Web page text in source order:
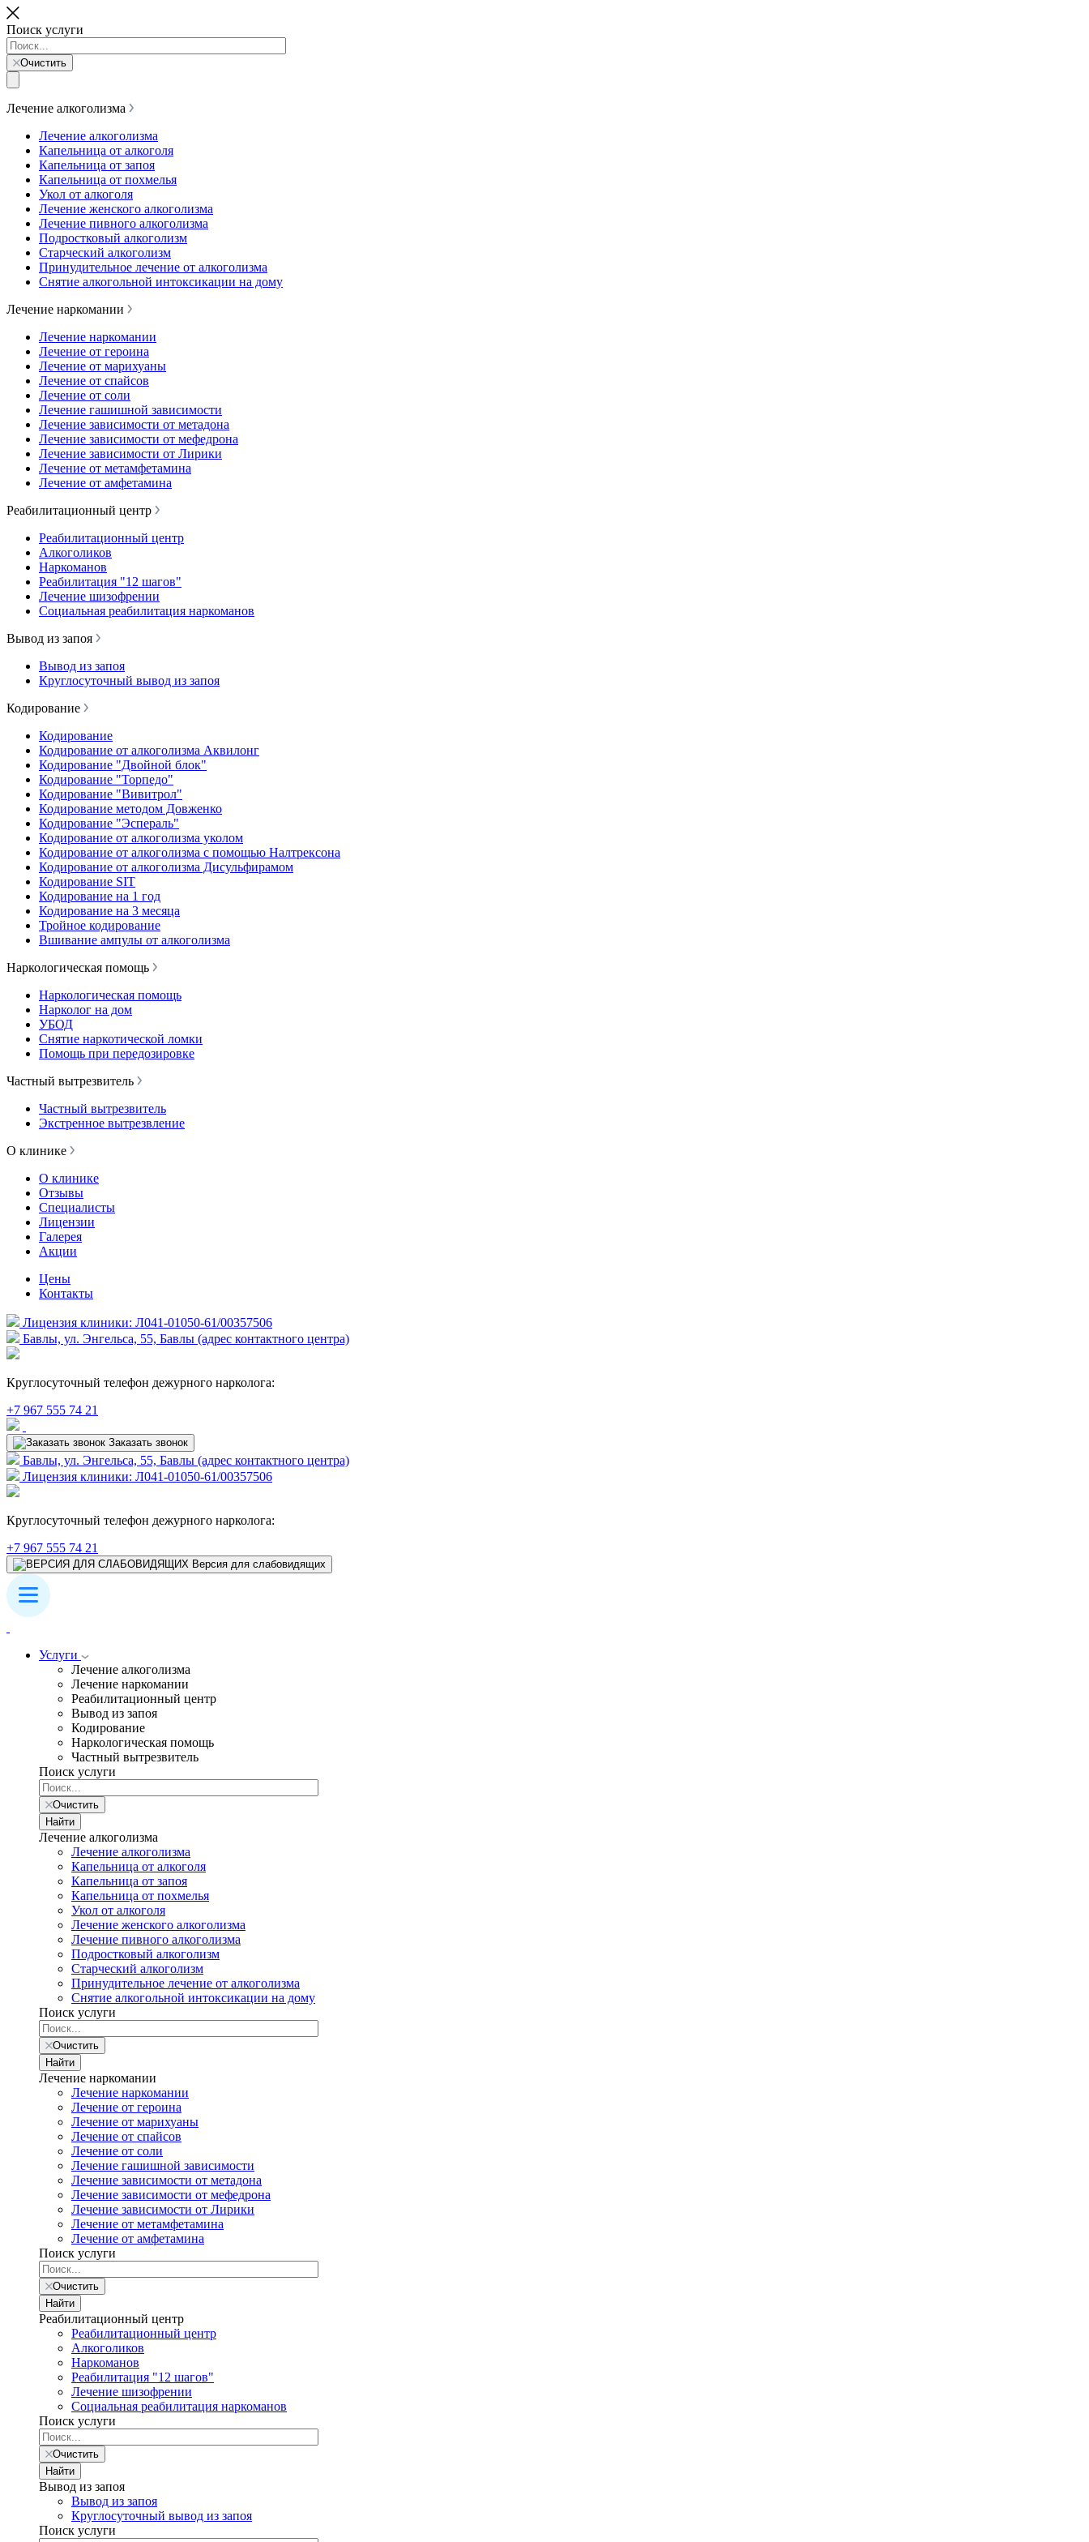
Поиск услуги
Очистить
Лечение алкоголизма
Лечение алкоголизма
Капельница от алкоголя
Капельница от запоя
Капельница от похмелья
Укол от алкоголя
Лечение женского алкоголизма
Лечение пивного алкоголизма
Подростковый алкоголизм
Старческий алкоголизм
Принудительное лечение от алкоголизма
Снятие алкогольной интоксикации на дому
Лечение наркомании
Лечение наркомании
Лечение от героина
Лечение от марихуаны
Лечение от спайсов
Лечение от соли
Лечение гашишной зависимости
Лечение зависимости от метадона
Лечение зависимости от мефедрона
Лечение зависимости от Лирики
Лечение от метамфетамина
Лечение от амфетамина
Реабилитационный центр
Реабилитационный центр
Алкоголиков
Наркоманов
Реабилитация "12 шагов"
Лечение шизофрении
Социальная реабилитация наркоманов
Вывод из запоя
Вывод из запоя
Круглосуточный вывод из запоя
Кодирование
Кодирование
Кодирование от алкоголизма Аквилонг
Кодирование "Двойной блок"
Кодирование "Торпедо"
Кодирование "Вивитрол"
Кодирование методом Довженко
Кодирование "Эспераль"
Кодирование от алкоголизма уколом
Кодирование от алкоголизма с помощью Налтрексона
Кодирование от алкоголизма Дисульфирамом
Кодирование SIT
Кодирование на 1 год
Кодирование на 3 месяца
Тройное кодирование
Вшивание ампулы от алкоголизма
Наркологическая помощь
Наркологическая помощь
Нарколог на дом
УБОД
Снятие наркотической ломки
Помощь при передозировке
Частный вытрезвитель
Частный вытрезвитель
Экстренное вытрезвление
О клинике
О клинике
Отзывы
Специалисты
Лицензии
Галерея
Акции
Цены
Контакты
Лицензия клиники: Л041-01050-61/00357506
Бавлы, ул. Энгельса, 55, Бавлы (адрес контактного центра)
Круглосуточный телефон дежурного нарколога:
+7 967 555 74 21
Заказать звонок
Бавлы, ул. Энгельса, 55, Бавлы (адрес контактного центра)
Лицензия клиники: Л041-01050-61/00357506
Круглосуточный телефон дежурного нарколога:
+7 967 555 74 21
Версия для слабовидящих
Услуги
Лечение алкоголизма
Лечение наркомании
Реабилитационный центр
Вывод из запоя
Кодирование
Наркологическая помощь
Частный вытрезвитель
Поиск услуги
Очистить
Найти
Лечение алкоголизма
Лечение алкоголизма
Капельница от алкоголя
Капельница от запоя
Капельница от похмелья
Укол от алкоголя
Лечение женского алкоголизма
Лечение пивного алкоголизма
Подростковый алкоголизм
Старческий алкоголизм
Принудительное лечение от алкоголизма
Снятие алкогольной интоксикации на дому
Поиск услуги
Очистить
Найти
Лечение наркомании
Лечение наркомании
Лечение от героина
Лечение от марихуаны
Лечение от спайсов
Лечение от соли
Лечение гашишной зависимости
Лечение зависимости от метадона
Лечение зависимости от мефедрона
Лечение зависимости от Лирики
Лечение от метамфетамина
Лечение от амфетамина
Поиск услуги
Очистить
Найти
Реабилитационный центр
Реабилитационный центр
Алкоголиков
Наркоманов
Реабилитация "12 шагов"
Лечение шизофрении
Социальная реабилитация наркоманов
Поиск услуги
Очистить
Найти
Вывод из запоя
Вывод из запоя
Круглосуточный вывод из запоя
Поиск услуги